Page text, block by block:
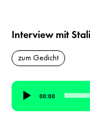
Interview mit
zum Gedicht
Audio-
Player
00:00